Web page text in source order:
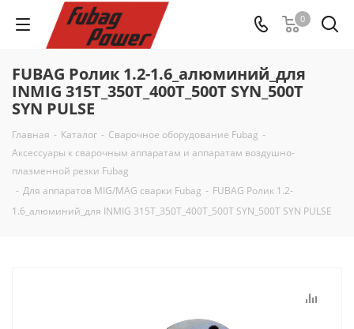
0
FUBAG Ролик 1.2-1.6_алюминий_для
INMIG 315T_350Т_400T_500T SYN_500T
SYN PULSE
Главная - Каталог - Сварочное оборудование Fubag -
Аксессуары к сварочным аппаратам и аппаратам воздушно-
плазменной резки Fubag
- Для аппаратов MIG/MAG сварки Fubag - FUBAG Ролик 1.2-
1.6_алюминий_для INMIG 315T_350Т_400T_500T SYN_500T SYN PULSE